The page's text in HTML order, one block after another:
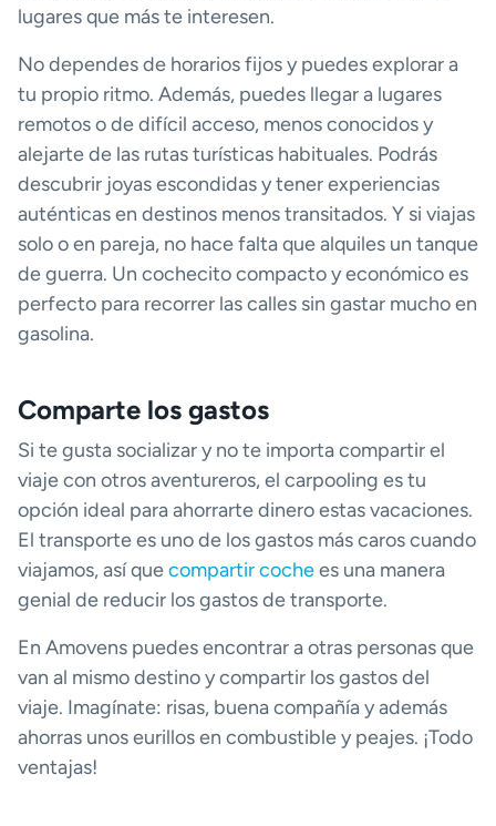
lugares que más te interesen.
No dependes de horarios fijos y puedes explorar a
tu propio ritmo. Además, puedes llegar a lugares
remotos o de difícil acceso, menos conocidos y
alejarte de las rutas turísticas habituales. Podrás
descubrir joyas escondidas y tener experiencias
auténticas en destinos menos transitados. Y si viajas
solo o en pareja, no hace falta que alquiles un tanque
de guerra. Un cochecito compacto y económico es
perfecto para recorrer las calles sin gastar mucho en
gasolina.
Comparte los gastos
Si te gusta socializar y no te importa compartir el
viaje con otros aventureros, el carpooling es tu
opción ideal para ahorrarte dinero estas vacaciones.
El transporte es uno de los gastos más caros cuando
viajamos, así quecompartir cochees una manera
genial de reducir los gastos de transporte.
En Amovens puedes encontrar a otras personas que
van al mismo destino y compartir los gastos del
viaje. Imagínate: risas, buena compañía y además
ahorras unos eurillos en combustible y peajes. ¡Todo
ventajas!